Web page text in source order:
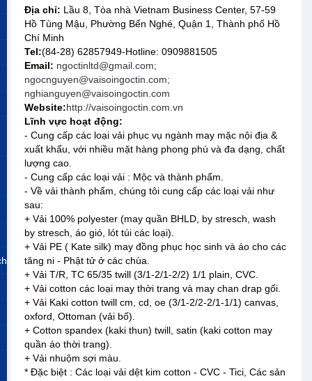
Địa chỉ: Lầu 8, Tòa nhà Vietnam Business Center, 57-59
Hồ Tùng Mậu, Phường Bến Nghé, Quận 1, Thành phố Hồ
Chí Minh
Tel:(84-28) 62857949-Hotline: 0909881505
Email: ngoctinltd@gmail.com;
ngocnguyen@vaisoingoctin.com;
nghianguyen@vaisoingoctin.com
Website:http://vaisoingoctin.com.vn
Lĩnh vực hoạt động:
- Cung cấp các loại vải phục vụ ngành may mặc nội địa &
xuất khẩu, với nhiều mặt hàng phong phú và đa dạng, chất
lượng cao.
- Cung cấp các loại vải : Mộc và thành phẩm.
- Về vải thành phẩm, chúng tôi cung cấp các loại vải như
sau:
+ Vải 100% polyester (may quần BHLD, by stresch, wash
by stresch, áo gió, lót túi các loại).
+ Vải PE ( Kate silk) may đồng phục học sinh và áo cho các
tăng ni - Phật tử ở các chùa.
+ Vải T/R, TC 65/35 twill (3/1-2/1-2/2) 1/1 plain, CVC.
+ Vải cotton các loại may thời trang và may chan drap gối.
+ Vải Kaki cotton twill cm, cd, oe (3/1-2/2-2/1-1/1) canvas,
oxford, Ottoman (vải bố).
+ Cotton spandex (kaki thun) twill, satin (kaki cotton may
quần áo thời trang).
+ Vải nhuộm sợi màu.
* Đặc biệt : Các loại vải dệt kim cotton - CVC - Tici, Các sản